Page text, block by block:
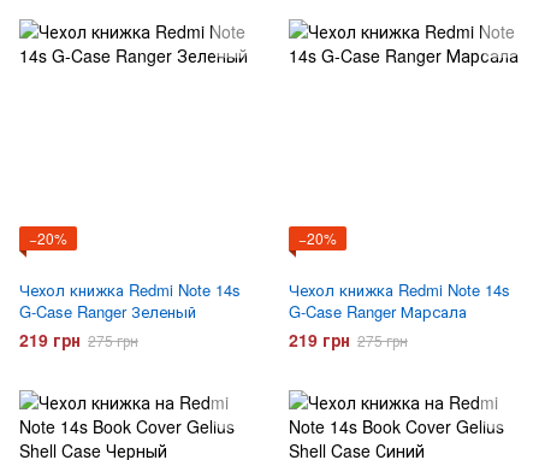
−20%
Чехол книжка Redmi Note 14s
G-Case Ranger Зеленый
219 грн 275 грн
−20%
Чехол книжка Redmi Note 14s
G-Case Ranger Марсала
219 грн 275 грн